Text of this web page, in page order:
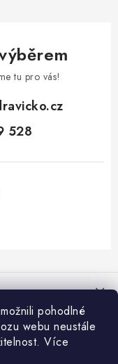
pohodlné
webu neustále
Více
tu pro vás!
528